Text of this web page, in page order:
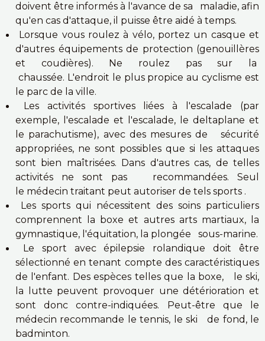
doivent être informés à l'avance de sa maladie, afin
qu'en cas d'attaque, il puisse être aidé à temps.
Lorsque vous roulez à vélo, portez un casque et
d'autres équipements de protection (genouillères
et coudières). Ne roulez pas sur la
chaussée. L'endroit le plus propice au cyclisme est
le parc de la ville.
Les activités sportives liées à l'escalade (par
exemple, l'escalade et l'escalade, le deltaplane et
le parachutisme), avec des mesures de sécurité
appropriées, ne sont possibles que si les attaques
sont bien maîtrisées. Dans d'autres cas, de telles
activités ne sont pas recommandées. Seul
le médecin traitant peut autoriser de tels sports .
Les sports qui nécessitent des soins particuliers
comprennent la boxe et autres arts martiaux, la
gymnastique, l'équitation, la plongée sous-marine.
Le sport avec épilepsie rolandique doit être
sélectionné en tenant compte des caractéristiques
de l'enfant. Des espèces telles que la boxe, le ski,
la lutte peuvent provoquer une détérioration et
sont donc contre-indiquées. Peut-être que le
médecin recommande le tennis, le ski de fond, le
badminton.